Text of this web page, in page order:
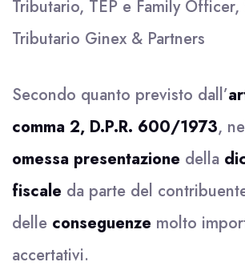
Tributario, TEP e Family
Tributario Ginex & Partners
Secondo quanto previsto dall’
comma 2, D.P.R. 600/1973,
omessa presentazione della
fiscale da parte del
delle conseguenze molto
accertativi.